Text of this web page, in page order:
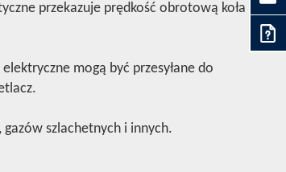
przekazuje prędkość obrotową koła
mogą być przesyłane do
szlachetnych i innych.